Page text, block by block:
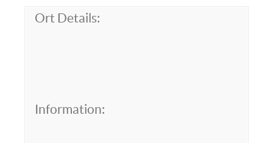
Ort Details:
Information: